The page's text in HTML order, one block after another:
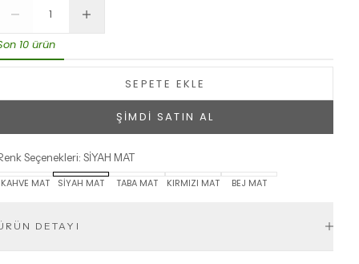
10 ürün
SEPETE EKLE
ŞİMDİ SATIN AL
Seçenekleri: SİYAH MAT
KAHVE MAT
SİYAH MAT TABA MAT KIRMIZI MAT BEJ MAT
DETAYI